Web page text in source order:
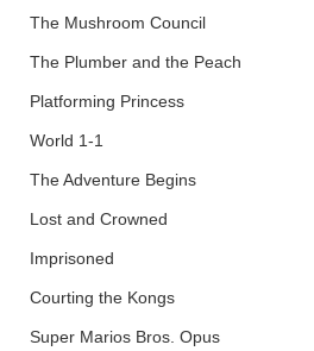
The Mushroom Council
The Plumber and the Peach
Platforming Princess
World 1-1
The Adventure Begins
Lost and Crowned
Imprisoned
Courting the Kongs
Super Marios Bros. Opus